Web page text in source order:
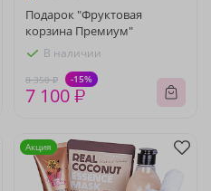
Подарок "Фруктовая
корзина Премиум"
В наличии
8 350 ₽ -15%
7 100 ₽
Акция